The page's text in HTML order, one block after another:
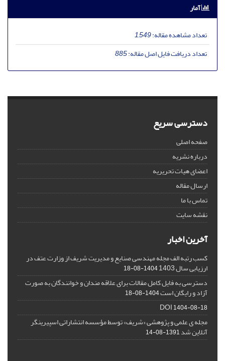
آمار
تعداد مشاهده مقاله:1,549
تعداد دریافت فایل اصل مقاله:885
دسترسی سریع
صفحه اصلی
درباره نشریه
اعضای هیات تحریریه
ارسال مقاله
تماس با ما
نقشه سایت
آخرین اخبار
کسب رتبه الف مجله مهندسی صنایع و مدیریت شریف از وزارت عتف در
ارزیابی سال 1403 1404-08-18
دسترسی به فایل کامل مقالات برای علاقه مندان و خوانندگان به صورت
آزاد و رایگان است1404-08-18
DOI1404-08-18
مجله ی علمی و پژوهشی «شریف» توسط مؤسسه انتشاراتی اسپیرینگر
آنلاین شد1391-08-14